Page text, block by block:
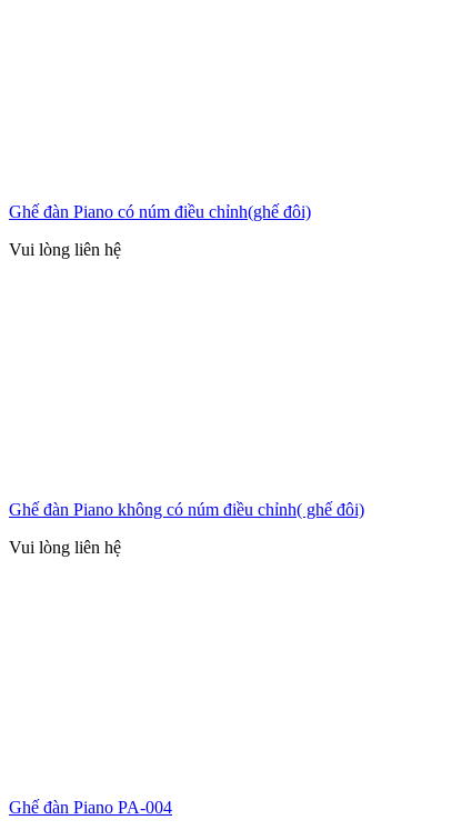
Ghế đàn Piano có núm điều chỉnh(ghế đôi)
Vui lòng liên hệ
Ghế đàn Piano không có núm điều chỉnh( ghế đôi)
Vui lòng liên hệ
Ghế đàn Piano PA-004